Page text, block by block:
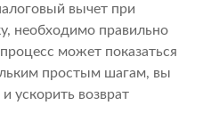
вычет при
необходимо правильно
может показаться
простым шагам, вы
ускорить возврат